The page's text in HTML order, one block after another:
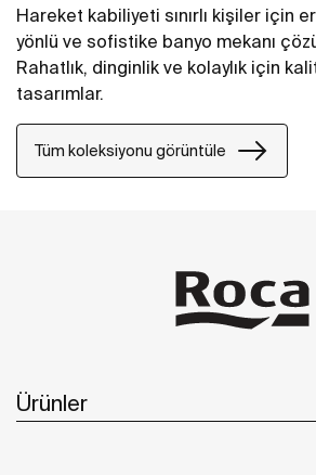
Hareket kabiliyeti sınırlı kişiler için
yönlü ve sofistike banyo mekanı
Rahatlık, dinginlik ve kolaylık için
tasarımlar.
Tüm koleksiyonu görüntüle
Ürünler